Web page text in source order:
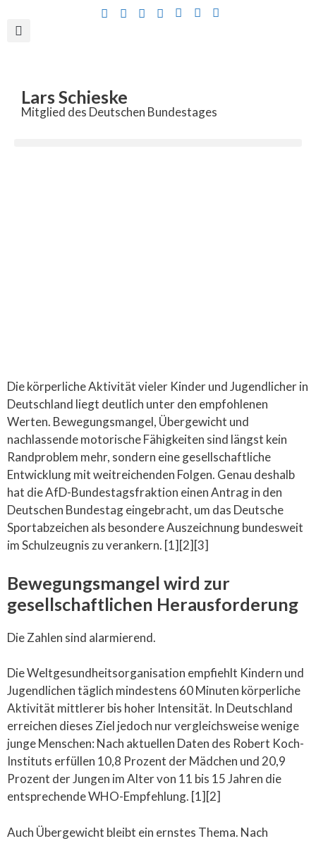
Lars Schieske
Mitglied des Deutschen Bundestages
Die körperliche Aktivität vieler Kinder und Jugendlicher in
Deutschland liegt deutlich unter den empfohlenen
Werten. Bewegungsmangel, Übergewicht und
nachlassende motorische Fähigkeiten sind längst kein
Randproblem mehr, sondern eine gesellschaftliche
Entwicklung mit weitreichenden Folgen. Genau deshalb
hat die AfD-Bundestagsfraktion einen Antrag in den
Deutschen Bundestag eingebracht, um das Deutsche
Sportabzeichen als besondere Auszeichnung bundesweit
im Schulzeugnis zu verankern. [1][2][3]
Bewegungsmangel wird zur
gesellschaftlichen Herausforderung
Die Zahlen sind alarmierend.
Die Weltgesundheitsorganisation empfiehlt Kindern und
Jugendlichen täglich mindestens 60 Minuten körperliche
Aktivität mittlerer bis hoher Intensität. In Deutschland
erreichen dieses Ziel jedoch nur vergleichsweise wenige
junge Menschen: Nach aktuellen Daten des Robert Koch-
Instituts erfüllen 10,8 Prozent der Mädchen und 20,9
Prozent der Jungen im Alter von 11 bis 15 Jahren die
entsprechende WHO-Empfehlung. [1][2]
Auch Übergewicht bleibt ein ernstes Thema. Nach